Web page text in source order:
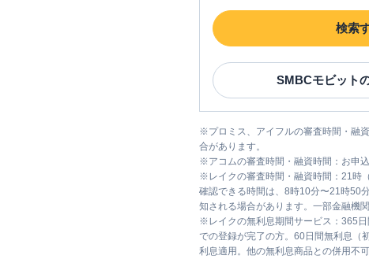
検索
SMBCモビット
※プロミス、アイフルの審査時間・融
合があります。
※アコムの審査時間・融資時間：お申
※ レイクの審査時間・融資時間：21時
確認できる時間は、8時10分〜21時50
知される場合があります。一部金融機
※ レイクの無利息期間サービス：365
での登録が完了の方。60日間無利息（
利息適用。他の無利息商品との併用不可